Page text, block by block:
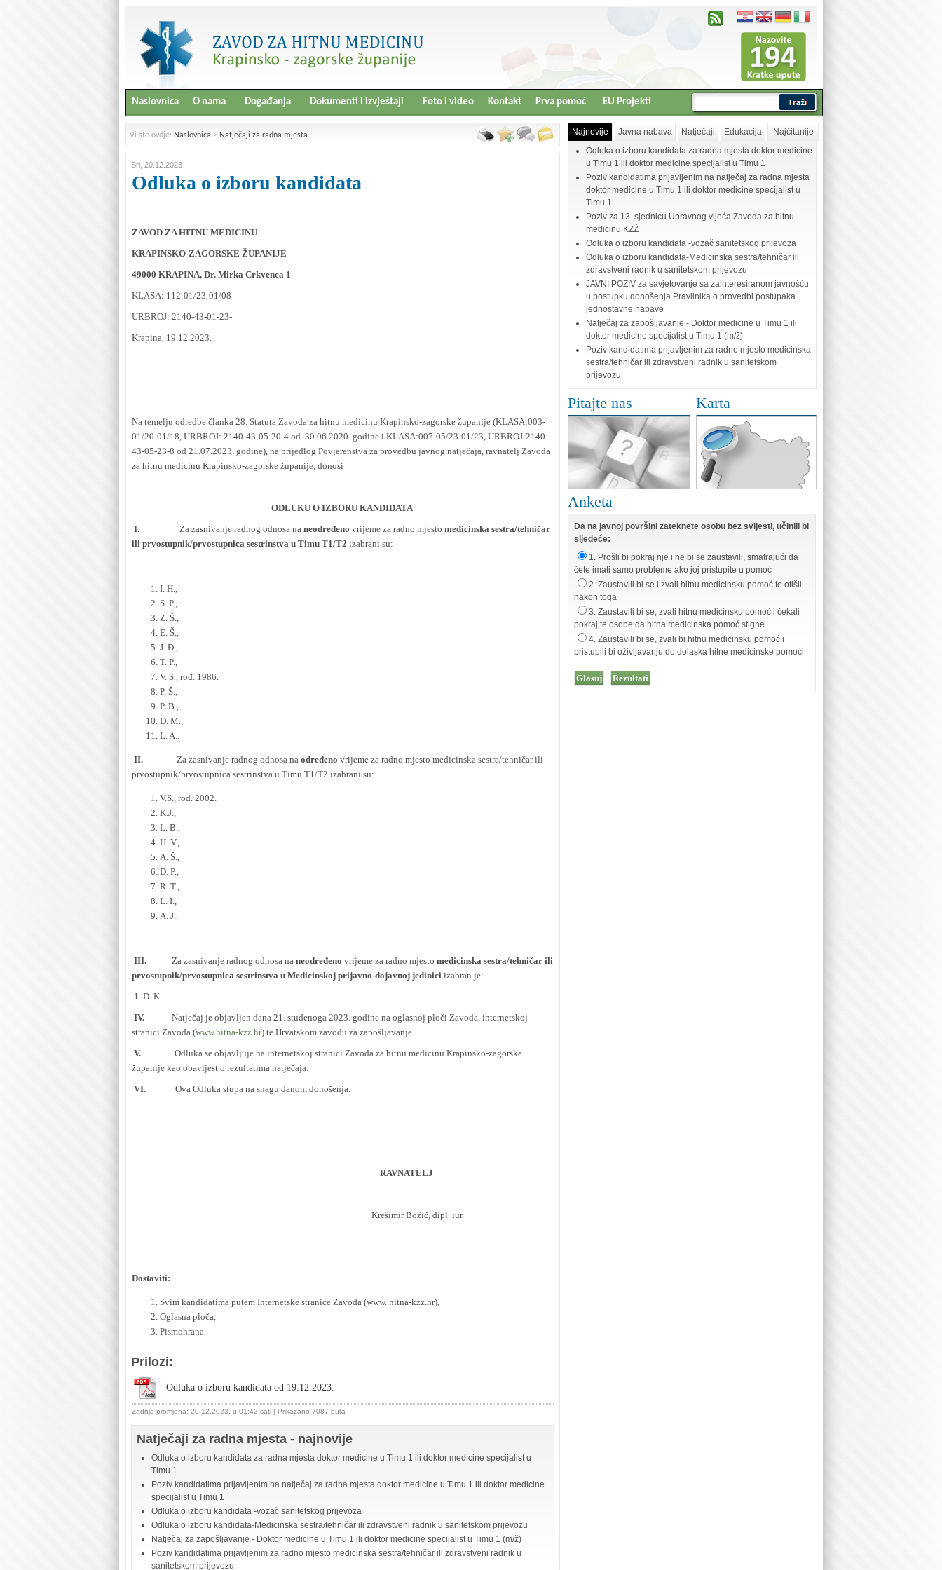
Naslovnica O nama Događanja Dokumenti i izvještaji Foto i video Kontakt Prva pomoć EU Projekti
Vi ste ovdje: Naslovnica > Natječaji za radna mjesta
Sri, 20.12.2023
Odluka o izboru kandidata
ZAVOD ZA HITNU MEDICINU
KRAPINSKO-ZAGORSKE ŽUPANIJE
49000 KRAPINA, Dr. Mirka Crkvenca 1
KLASA: 112-01/23-01/08
URBROJ: 2140-43-01-23-
Krapina, 19.12.2023.
Na temelju odredbe članka 28. Statuta Zavoda za hitnu medicinu Krapinsko-zagorske županije (KLASA:003-
01/20-01/18, URBROJ: 2140-43-05-20-4 od 30.06.2020. godine i KLASA:007-05/23-01/23, URBROJ:2140-
43-05-23-8 od 21.07.2023. godine), na prijedlog Povjerenstva za provedbu javnog natječaja, ravnatelj Zavoda
za hitnu medicinu Krapinsko-zagorske županije, donosi
ODLUKU O IZBORU KANDIDATA
I. Za zasnivanje radnog odnosa na neodređeno vrijeme za radno mjesto medicinska sestra/tehničar
ili prvostupnik/prvostupnica sestrinstva u Timu T1/T2 izabrani su:
I. H.,
S. P.,
Z. Š.,
E. Š.,
J. Đ.,
T. P.,
V. S., rođ. 1986.
P. Š.,
P. B.,
D. M.,
L. A..
II. Za zasnivanje radnog odnosa na određeno vrijeme za radno mjesto medicinska sestra/tehničar ili
prvostupnik/prvostupnica sestrinstva u Timu T1/T2 izabrani su:
V.S., rođ. 2002.
K.J.,
L. B.,
H. V.,
A. Š.,
D. P.,
R. T.,
L. I.,
A. J..
III. Za zasnivanje radnog odnosa na neodređeno vrijeme za radno mjesto medicinska sestra/tehničar ili
prvostupnik/prvostupnica sestrinstva u Medicinskoj prijavno-dojavnoj jedinici izabran je:
1. D. K..
IV. Natječaj je objavljen dana 21. studenoga 2023. godine na oglasnoj ploči Zavoda, internetskoj
stranici Zavoda (www.hitna-kzz.hr) te Hrvatskom zavodu za zapošljavanje.
V. Odluka se objavljuje na internetskoj stranici Zavoda za hitnu medicinu Krapinsko-zagorske
županije kao obavijest o rezultatima natječaja.
VI.
Ova Odluka stupa na snagu danom donošenja.
RAVNATELJ
Krešimir Božić, dipl. iur.
Dostaviti:
Svim kandidatima putem Internetske stranice Zavoda (www. hitna-kzz.hr),
Oglasna ploča,
Pismohrana.
Prilozi:
Odluka o izboru kandidata od 19.12.2023.
Zadnja promjena: 20.12.2023. u 01:42 sati | Prikazano 7087 puta
Natječaji za radna mjesta - najnovije
Odluka o izboru kandidata za radna mjesta doktor medicine u Timu 1 ili doktor medicine specijalist u
Timu 1
Poziv kandidatima prijavljenim na natječaj za radna mjesta doktor medicine u Timu 1 ili doktor medicine
specijalist u Timu 1
Odluka o izboru kandidata -vozač sanitetskog prijevoza
Odluka o izboru kandidata-Medicinska sestra/tehničar ili zdravstveni radnik u sanitetskom prijevozu
Natječaj za zapošljavanje - Doktor medicine u Timu 1 ili doktor medicine specijalist u Timu 1 (m/ž)
Poziv kandidatima prijavljenim za radno mjesto medicinska sestra/tehničar ili zdravstveni radnik u
sanitetskom prijevozu
Najnovije Javna nabava Natječaji Edukacija
Najčitanije
Odluka o izboru kandidata za radna mjesta doktor medicine
u Timu 1 ili doktor medicine specijalist u Timu 1
Poziv kandidatima prijavljenim na natječaj za radna mjesta
doktor medicine u Timu 1 ili doktor medicine specijalist u
Timu 1
Poziv za 13. sjednicu Upravnog vijeća Zavoda za hitnu
medicinu KZŽ
Odluka o izboru kandidata -vozač sanitetskog prijevoza
Odluka o izboru kandidata-Medicinska sestra/tehničar ili
zdravstveni radnik u sanitetskom prijevozu
JAVNI POZIV za savjetovanje sa zainteresiranom javnošću
u postupku donošenja Pravilnika o provedbi postupaka
jednostavne nabave
Natječaj za zapošljavanje - Doktor medicine u Timu 1 ili
doktor medicine specijalist u Timu 1 (m/ž)
Poziv kandidatima prijavljenim za radno mjesto medicinska
sestra/tehničar ili zdravstveni radnik u sanitetskom
prijevozu
Pitajte nas Karta
Anketa
Da na javnoj površini zateknete osobu bez svijesti, učinili bi
sljedeće:
1. Prošli bi pokraj nje i ne bi se zaustavili, smatrajući da
ćete imati samo probleme ako joj pristupite u pomoć
2. Zaustavili bi se i zvali hitnu medicinsku pomoć te otišli
nakon toga
3. Zaustavili bi se, zvali hitnu medicinsku pomoć i čekali
pokraj te osobe da hitna medicinska pomoć stigne
4. Zaustavili bi se, zvali bi hitnu medicinsku pomoć i
pristupili bi oživljavanju do dolaska hitne medicinske pomoći